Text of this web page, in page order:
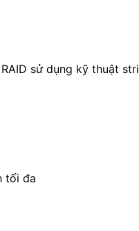
sử dụng kỹ thuật
tối đa